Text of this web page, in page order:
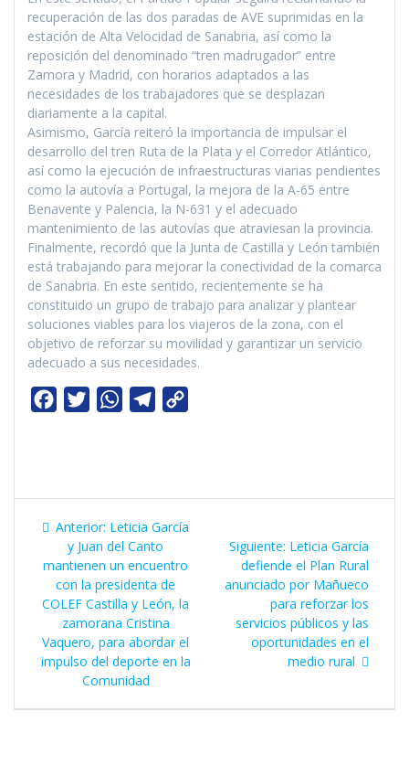
recuperación de las dos paradas de AVE suprimidas en la
estación de Alta Velocidad de Sanabria, así como la
reposición del denominado “tren madrugador” entre
Zamora y Madrid, con horarios adaptados a las
necesidades de los trabajadores que se desplazan
diariamente a la capital.
Asimismo, García reiteró la importancia de impulsar el
desarrollo del tren Ruta de la Plata y el Corredor Atlántico,
así como la ejecución de infraestructuras viarias pendientes
como la autovía a Portugal, la mejora de la A-65 entre
Benavente y Palencia, la N-631 y el adecuado
mantenimiento de las autovías que atraviesan la provincia.
Finalmente, recordó que la Junta de Castilla y León también
está trabajando para mejorar la conectividad de la comarca
de Sanabria. En este sentido, recientemente se ha
constituido un grupo de trabajo para analizar y plantear
soluciones viables para los viajeros de la zona, con el
objetivo de reforzar su movilidad y garantizar un servicio
adecuado a sus necesidades.
b
o
k
t
e
r
W
s
A
p
p
g
r
a
m
L
Navegación
de
entradas
Anterior: Entrada
anterior:
Leticia García
y Juan del Canto
mantienen un encuentro
con la presidenta de
COLEF Castilla y León, la
zamorana Cristina
Vaquero, para abordar el
impulso del deporte en la
Comunidad
Siguiente: Siguiente
entrada:
Leticia García
defiende el Plan Rural
anunciado por Mañueco
para reforzar los
servicios públicos y las
oportunidades en el
medio rural